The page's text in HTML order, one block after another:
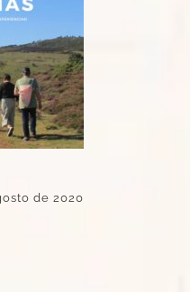
de 2020